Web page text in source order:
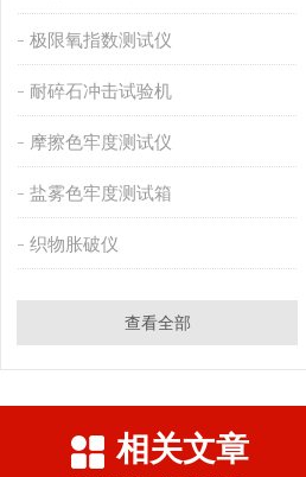
极限氧指数测试仪
耐碎石冲击试验机
摩擦色牢度测试仪
盐雾色牢度测试箱
织物胀破仪
查看全部
相关文章